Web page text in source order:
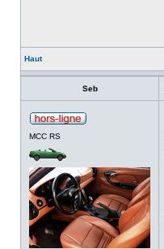
Haut
Seb
MCC RS